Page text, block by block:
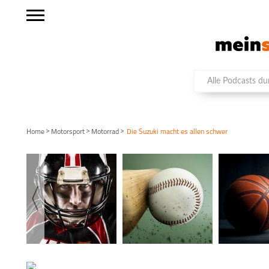
Home > Motorsport > Motorrad > Die Suzuki macht es allen schwer